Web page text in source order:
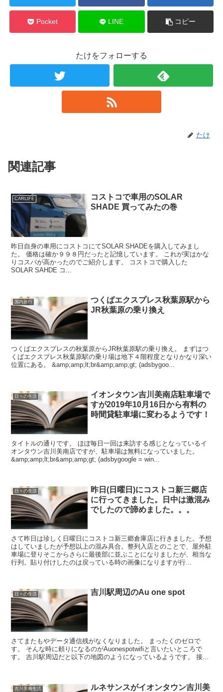
Pocket LINE コピー
たけをフォローする
たけ
関連記事
CARLIFE
コストコで車用のSOLAR
SHADE 買ってみたの巻
昨日自身の車用にコストコにてSOLAR SHADEを購入してみまし
た。 価格は確か９９８円だったと記憶しています。 これが実はかな
りコスパが高かったのでご紹介します。 コストコで購入した
SOLAR SAHDE コ...
国内旅行
つくばエクスプレス秋葉原駅から
JR秋葉原の乗り換え
つくばエクスプレスの秋葉原からJR秋葉原駅の乗り換え。 まずはつ
くばエクスプレス秋葉原駅の乗り場は地下４階程度となりかなり深い
位置にある。 &amp;amp;lt;br&amp;amp;gt; (adsbygoo...
日々の生活
イオンタウン吉川美南店駐車場で
すが2019年10月16日から有料の
時間貸駐車場に変わるようです！
タイトルの通りです。 ほぼ毎日一回は来訪する感じとなっているイ
オンタウン吉川美南店ですが、駐車場は無料になっていました。
&amp;amp;lt;br&amp;amp;gt; (adsbygoogle = win...
日々の生活
昨日(日曜日)にコストコ新三郷店
に行ってきました。日中は激混み
でしたので諦めました。。。
さて昨日は珍しく日曜日にコストコ新三郷倉庫店に行きました。予想
はしていましたが予想以上の混み具合。整列入店とのことで、屋外駐
車場に登りそこからさらに最後部に並ぶことになりましたが、相当な
行列。貼り付けしたのは戻っている時の画像になりますが行...
日々の生活 吉川駅周辺のAu one spot
さてまたもやデータ通信残がなくなりました。 まったくのゼロで
す。 そんな時に頼りになるのがAuonespotwifiと言いたいところで
す。 吉川駅周辺だと以下の地図のようになっているようです。 接...
吉川美南生活
ルネサンスがイオンタウン吉川美